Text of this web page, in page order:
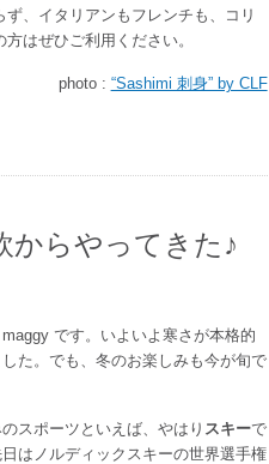
、イタリアンもフレンチも、コリ
はぜひご利用ください。
photo : “Sashimi 刺身” by CLF
らやってきた♪
です。いよいよ寒さが本格的
た。でも、冬のお楽しみも今が旬で
スポーツといえば、やはり スキーで
はノルディックスキーの世界選手権